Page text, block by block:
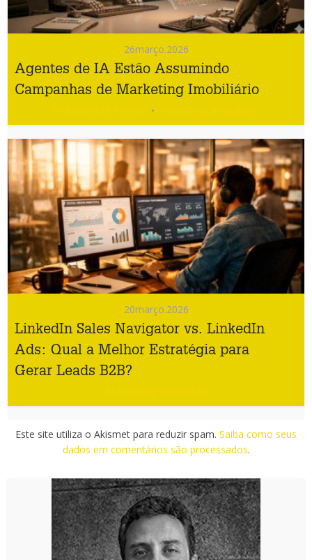
26março.2026
Agentes de IA Estão Assumindo
Campanhas de Marketing Imobiliário
•
20março.2026
LinkedIn Sales Navigator vs. LinkedIn
Ads: Qual a Melhor Estratégia para
Gerar Leads B2B?
Este site utiliza o Akismet para reduzir spam. Saiba como seus
dados em comentários são processados.